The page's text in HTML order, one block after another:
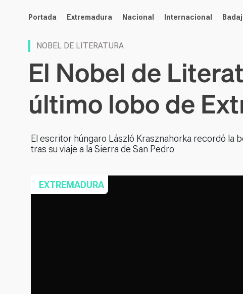
noticias
Portada Extremadura Nacional Internacional
NOBEL DE LITERATURA
El Nobel de
último lobo de
El escritor húngaro László Krasznahorka recordó la
tras su viaje a la Sierra de San Pedro
EXTREMADURA